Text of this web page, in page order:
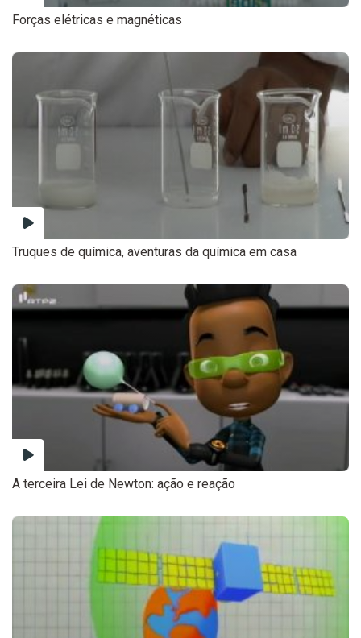
Forças elétricas e magnéticas
Truques de química, aventuras da química em casa
A terceira Lei de Newton: ação e reação